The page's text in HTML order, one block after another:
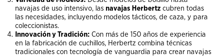
navajas de uso intensivo, lasnavajas Herbertz cubren todas
las necesidades, incluyendo modelos tácticos, de caza, y para
coleccionistas.
Innovación y Tradición: Con más de 150 años de experiencia
en la fabricación de cuchillos, Herbertz combina técnicas
tradicionales con tecnología de vanguardia para crear navajas